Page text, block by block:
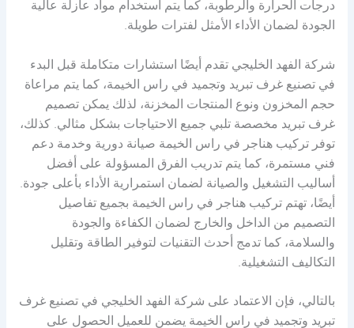
درجات الحرارة والرطوبة، كما يتم استخدام مواد عازلة عالية
الجودة لضمان الأداء الأمثل لفترات طويلة.
شركة الفهد الخليجي تقدم أيضًا استشارات متكاملة قبل البدء
في تصنيع غرف تبريد وتجميد في راس الخيمة، كما يتم مراعاة
حجم المخزون ونوع المنتجات المخزنة، لذلك يمكن تصميم
غرف تبريد مخصصة تلبي جميع الاحتياجات بشكل مثالي. كذلك،
توفر تركيب هناجر في راس الخيمة صيانة دورية وخدمة دعم
فني مستمرة، كما يتم تدريب الفرق المسؤولة على أفضل
أساليب التشغيل والصيانة لضمان استمرارية الأداء بأعلى جودة.
أيضًا، تهتم تركيب هناجر في راس الخيمة بجميع تفاصيل
التصميم من الداخل والخارج لضمان الكفاءة والجودة
والسلامة، كما تدمج أحدث التقنيات لتوفير الطاقة وتقليل
التكاليف التشغيلية.
بالتالي، فإن الاعتماد على شركة الفهد الخليجي في تصنيع غرف
تبريد وتجميد في راس الخيمة يضمن للعميل الحصول على